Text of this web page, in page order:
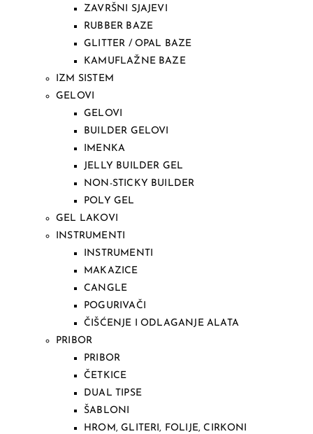
ZAVRŠNI SJAJEVI
RUBBER BAZE
GLITTER / OPAL BAZE
KAMUFLAŽNE BAZE
IZM SISTEM
GELOVI
GELOVI
BUILDER GELOVI
IMENKA
JELLY BUILDER GEL
NON-STICKY BUILDER
POLY GEL
GEL LAKOVI
INSTRUMENTI
INSTRUMENTI
MAKAZICE
CANGLE
POGURIVAČI
ČIŠĆENJE I ODLAGANJE ALATA
PRIBOR
PRIBOR
ČETKICE
DUAL TIPSE
ŠABLONI
HROM, GLITERI, FOLIJE, CIRKONI